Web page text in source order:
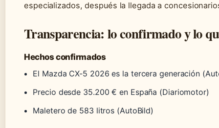
especializados, después la llegada a
Transparencia: lo confirmado y lo
Hechos confirmados
El Mazda CX-5 2026 es la tercera generación
Precio desde 35.200 € en España (Diariomotor)
Maletero de 583 litros (AutoBild)